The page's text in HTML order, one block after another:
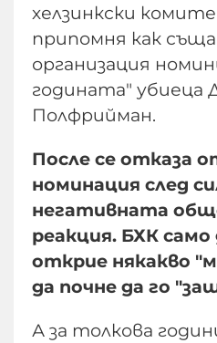
хелзинкски
припомня как
организация
годината" убиеца
Полфрийман.
После се отказа
номинация след
негативната
реакция. БХК само
открие някакво
да почне да го
А за толкова